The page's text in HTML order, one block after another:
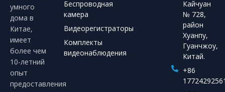
умного
дома в
Китае,
имеет
более чем
10-летний
опыт
предоставления
Беспроводная
камера
Видеорегистраторы
Комплекты
видеонаблюдения
Кайчуан
№ 728,
район
Хуанпу,
Гуанчжоу,
Китай.
+86